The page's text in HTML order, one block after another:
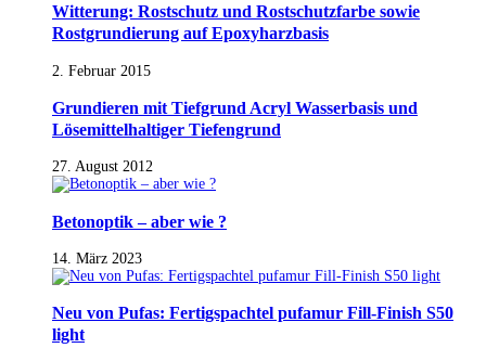
Witterung: Rostschutz und Rostschutzfarbe sowie
Rostgrundierung auf Epoxyharzbasis
2. Februar 2015
Grundieren mit Tiefgrund Acryl Wasserbasis und
Lösemittelhaltiger Tiefengrund
27. August 2012
Betonoptik – aber wie ?
14. März 2023
Neu von Pufas: Fertigspachtel pufamur Fill-Finish S50
light